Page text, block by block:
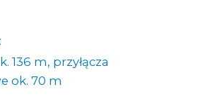
136 m, przyłącza
ok. 70 m